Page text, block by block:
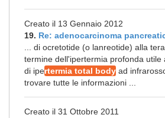
Creato il 13 Gennaio 2012
19. Re: adenocarcinoma
... di ocretotide (o lanreotide) alla
termine dell'ipertermia profonda utile
di ipertermia total body ad
trovare tutte le informazioni ...
Creato il 31 Ottobre 2011